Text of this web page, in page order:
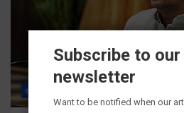
राज्य
Subscribe to our
newsletter
Want to be notified when our